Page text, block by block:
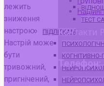
ТЕСТ
ПІДЛІТКАМ
лежить
зниження
настрою.
Настрій може
бути
тривожний,
пригнічений,
Контакти
Телефон: